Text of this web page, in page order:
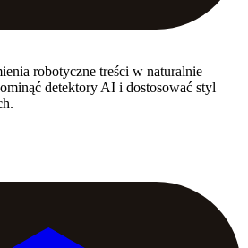
robotyczne treści w naturalnie
detektory AI i dostosować styl